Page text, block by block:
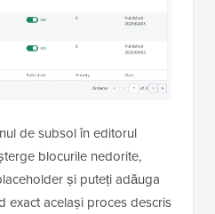
de subsol în editorul
blocurile nedorite,
și puteți adăuga
exact același proces descris